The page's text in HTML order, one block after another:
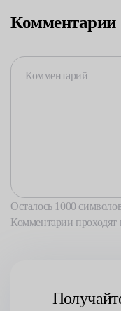
Комментарии
Осталось 1000
Комментарии